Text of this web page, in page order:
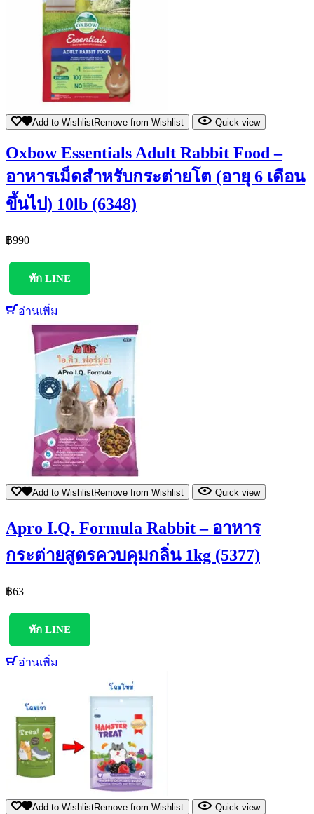
Add to WishlistRemove from Wishlist Quick view
Oxbow Essentials Adult Rabbit Food –
อาหารเม็ดสำหรับกระต่ายโต (อายุ 6 เดือน
ขึ้นไป) 10lb (6348)
฿990
ทัก LINE
อ่านเพิ่ม
Add to WishlistRemove from Wishlist Quick view
Apro I.Q. Formula Rabbit – อาหาร
กระต่ายสูตรควบคุมกลิ่น 1kg (5377)
฿63
ทัก LINE
อ่านเพิ่ม
Add to WishlistRemove from Wishlist Quick view